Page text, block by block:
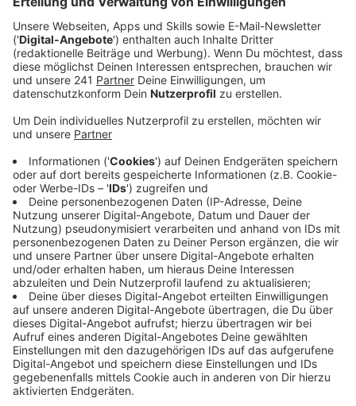
Schülern.
Veröffentlicht:Freitag, 14.06.2024 10:39
Anzeige
Der Festival-Auftakt findet im Forum statt. Ab 18 Uhr
präsentieren Schüler aus der ganzen Stadt
Ausschnitte aus ihren Produktionen – unter anderem
aus Theaterstücken, einem Musical und Kabarett. Der
Eintritt ist frei.
Aus unserer Stadt gehen nicht nur große Sporttalente
hervor, sondern auch berühmte Kulturschaffende wie
zum Beispiel der Comedian Ralf Schmitz. Das neue
Schulkulturfestival soll aufzeigen, welche tollen
Produktionen Schülerinnen und Schüler jetzt schon auf
die Beine stellen. In den drei Wochen vor den
Sommerferien jede Menge Aufführungen und Events in
der Stadt. Die besten Schüler Projekte werden
ausgezeichnet und erhalten 500 Euro Preisgeld.